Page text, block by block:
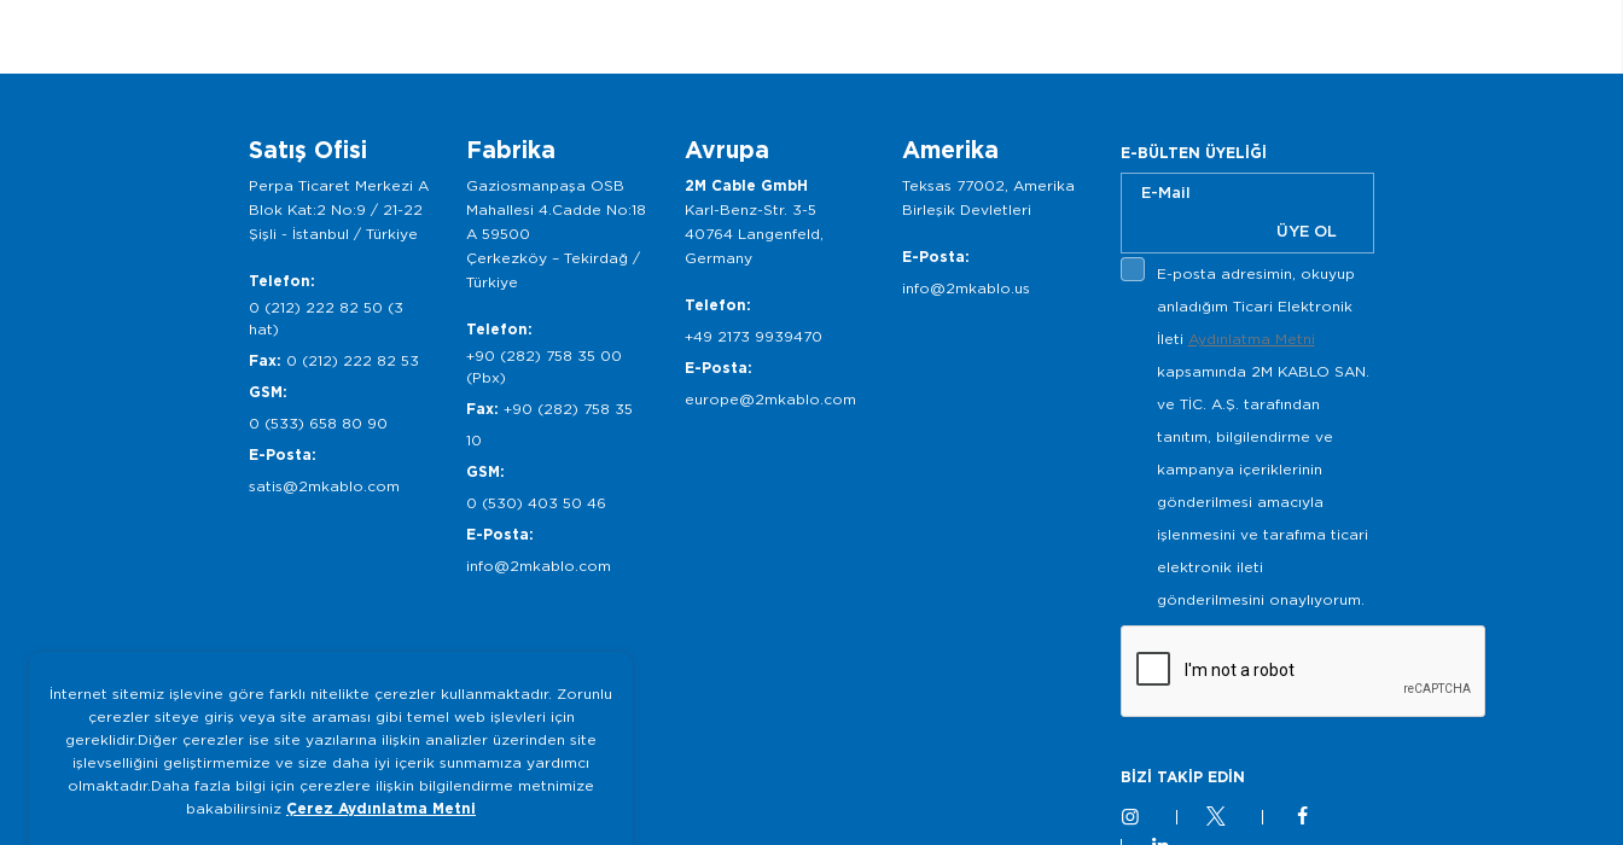
Satış Ofisi
Perpa Ticaret Merkezi A
Blok Kat:2 No:9 / 21-22
Şişli - İstanbul / Türkiye
Telefon:
0 (212) 222 82 50 (3
hat)
Fax: 0 (212) 222 82 53
GSM:
0 (533) 658 80 90
E-Posta:
satis@2mkablo.com
Fabrika
Gaziosmanpaşa OSB
Mahallesi 4.Cadde No:18
A 59500
Çerkezköy – Tekirdağ /
Türkiye
Telefon:
+90 (282) 758 35 00
(Pbx)
Fax: +90 (282) 758 35
10
GSM:
0 (530) 403 50 46
E-Posta:
info@2mkablo.com
Avrupa
2M Cable GmbH
Karl-Benz-Str. 3-5
40764 Langenfeld,
Germany
Telefon:
+49 2173 9939470
E-Posta:
europe@2mkablo.com
Amerika
Teksas 77002, Amerika
Birleşik Devletleri
E-Posta:
info@2mkablo.us
E-BÜLTEN ÜYELİĞİ
ÜYE OL
E-posta adresimin, okuyup
anladığım Ticari Elektronik
İleti Aydınlatma Metni
kapsamında 2M KABLO SAN.
ve TİC. A.Ş. tarafından
tanıtım, bilgilendirme ve
kampanya içeriklerinin
gönderilmesi amacıyla
işlenmesini ve tarafıma ticari
elektronik ileti
gönderilmesini onaylıyorum.
BİZİ TAKİP EDİN
İnternet sitemiz işlevine göre farklı nitelikte çerezler kullanmaktadır. Zorunlu
çerezler siteye giriş veya site araması gibi temel web işlevleri için
gereklidir.Diğer çerezler ise site yazılarına ilişkin analizler üzerinden site
işlevselliğini geliştirmemize ve size daha iyi içerik sunmamıza yardımcı
olmaktadır.Daha fazla bilgi için çerezlere ilişkin bilgilendirme metnimize
bakabilirsiniz Çerez Aydınlatma Metni